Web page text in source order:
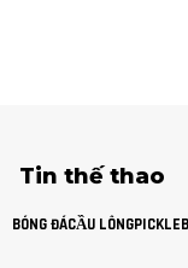
Tin thế thao
BÓNG ĐÁCẦU LÔNG